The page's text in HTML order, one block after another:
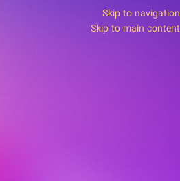
Skip to navigation
Skip to main content